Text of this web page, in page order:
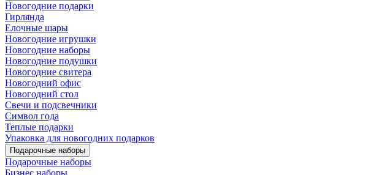
Новогодние подарки
Гирлянда
Елочные шары
Новогодние игрушки
Новогодние наборы
Новогодние подушки
Новогодние свитера
Новогодний офис
Новогодний стол
Свечи и подсвечники
Символ года
Теплые подарки
Упаковка для новогодних подарков
Подарочные наборы
Подарочные наборы
Бизнес наборы